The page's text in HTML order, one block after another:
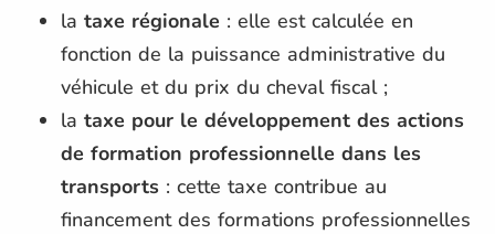
la taxe régionale : elle est calculée en
fonction de la puissance administrative du
véhicule et du prix du cheval fiscal ;
la taxe pour le développement des actions
de formation professionnelle dans les
transports : cette taxe contribue au
financement des formations professionnelles